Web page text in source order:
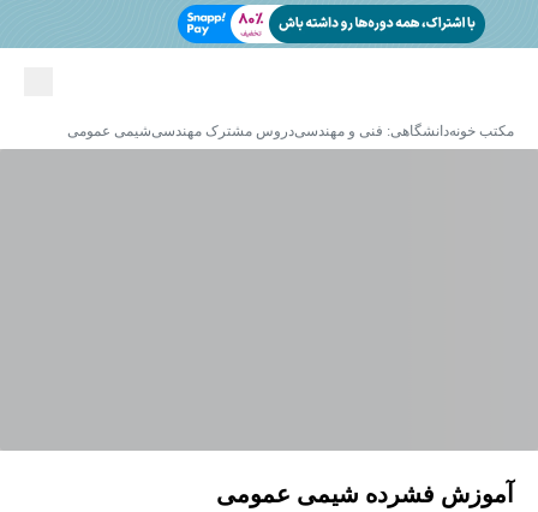
مکتب خونهدانشگاهی: فنی و مهندسیدروس مشترک مهندسیشیمی عمومی
آموزش فشرده شیمی عمومی